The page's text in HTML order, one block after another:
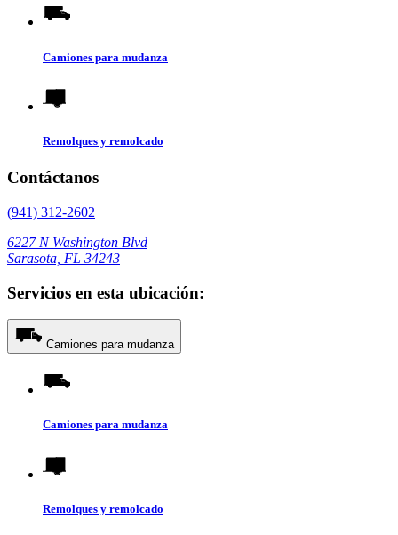
Camiones para mudanza
Remolques y remolcado
Contáctanos
(941) 312-2602
6227 N Washington Blvd
Sarasota, FL 34243
Servicios en esta ubicación:
Camiones para mudanza
Camiones para mudanza
Remolques y remolcado